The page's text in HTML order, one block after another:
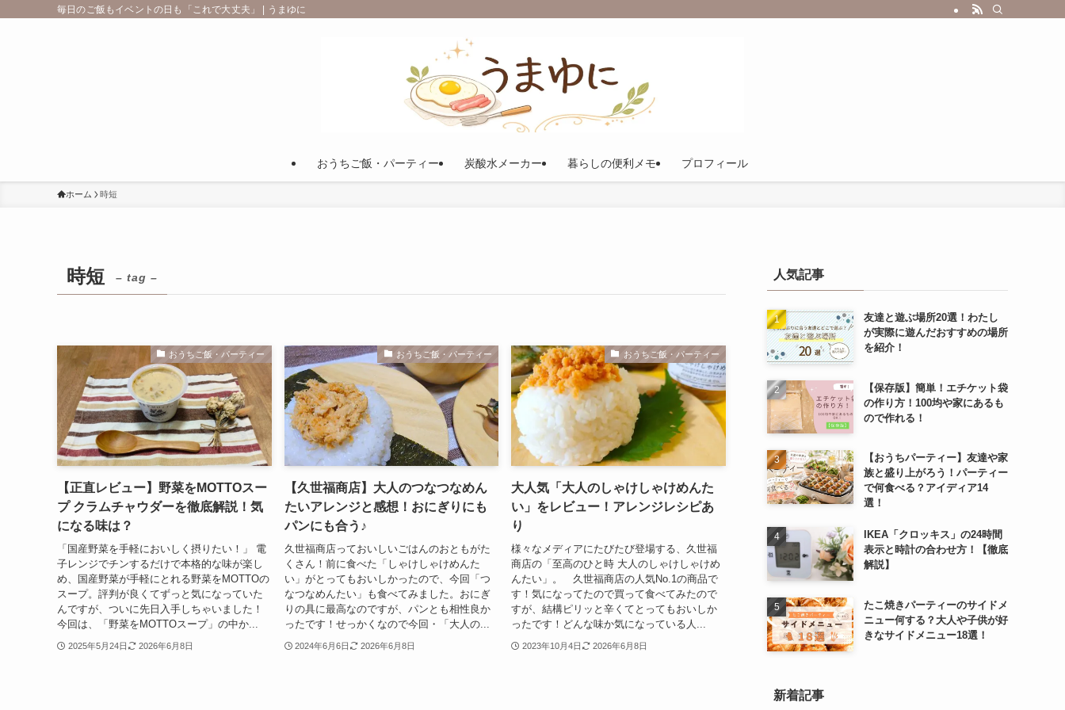
毎日のご飯もイベントの日も「これで大丈夫」 | うまゆに
おうちご飯・パーティー 炭酸水メーカー 暮らしの便利メモ プロフィール
ホーム 時短
時短 – tag –
おうちご飯・パーティー
【正直レビュー】野菜をMOTTOスー
プ クラムチャウダーを徹底解説！気
になる味は？
「国産野菜を手軽においしく摂りたい！」 電
子レンジでチンするだけで本格的な味が楽し
め、国産野菜が手軽にとれる野菜をMOTTOの
スープ。評判が良くてずっと気になっていた
んですが、ついに先日入手しちゃいました！
今回は、「野菜をMOTTOスープ」の中か...
2025年5月24日 2026年6月8日
おうちご飯・パーティー
【久世福商店】大人のつなつなめん
たいアレンジと感想！おにぎりにも
パンにも合う♪
久世福商店っておいしいごはんのおともがた
くさん！前に食べた「しゃけしゃけめんた
い」がとってもおいしかったので、今回「つ
なつなめんたい」も食べてみました。おにぎ
りの具に最高なのですが、パンとも相性良か
ったです！せっかくなので今回・「大人の...
2024年6月6日 2026年6月8日
おうちご飯・パーティー
大人気「大人のしゃけしゃけめんた
い」をレビュー！アレンジレシピあ
り
様々なメディアにたびたび登場する、久世福
商店の「至高のひと時 大人のしゃけしゃけめ
んたい」。 久世福商店の人気No.1の商品で
す！気になってたので買って食べてみたので
すが、結構ピリッと辛くてとってもおいしか
ったです！どんな味か気になっている人...
2023年10月4日 2026年6月8日
人気記事
友達と遊ぶ場所20選！わたし
が実際に遊んだおすすめの場所
を紹介！
【保存版】簡単！エチケット袋
の作り方！100均や家にあるも
ので作れる！
【おうちパーティー】友達や家
族と盛り上がろう！パーティー
で何食べる？アイディア14
選！
IKEA「クロッキス」の24時間
表示と時計の合わせ方！【徹底
解説】
たこ焼きパーティーのサイドメ
ニュー何する？大人や子供が好
きなサイドメニュー18選！
新着記事